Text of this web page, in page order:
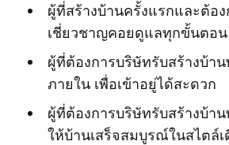
ผู้ที่สร้างบ้านครั้งแรกและต้อง
เชี่ยวชาญคอยดูแลทุกขั้นตอน
ผู้ที่ต้องการบริษัทรับสร้างบ้า
ภายใน เพื่อเข้าอยู่ได้สะดวก
ผู้ที่ต้องการบริษัทรับสร้างบ้า
ให้บ้านเสร็จสมบูรณ์ในสไตล์